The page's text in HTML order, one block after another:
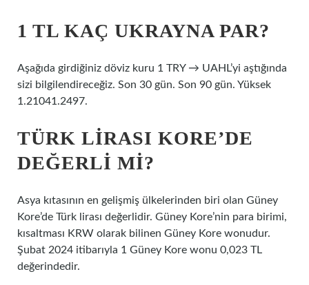
1 TL KAÇ UKRAYNA PAR?
Aşağıda girdiğiniz döviz kuru 1 TRY → UAHL’yi aştığında
sizi bilgilendireceğiz. Son 30 gün. Son 90 gün. Yüksek
1.21041.2497.
TÜRK LIRASI KORE’DE
DEĞERLI MI?
Asya kıtasının en gelişmiş ülkelerinden biri olan Güney
Kore’de Türk lirası değerlidir. Güney Kore’nin para birimi,
kısaltması KRW olarak bilinen Güney Kore wonudur.
Şubat 2024 itibarıyla 1 Güney Kore wonu 0,023 TL
değerindedir.